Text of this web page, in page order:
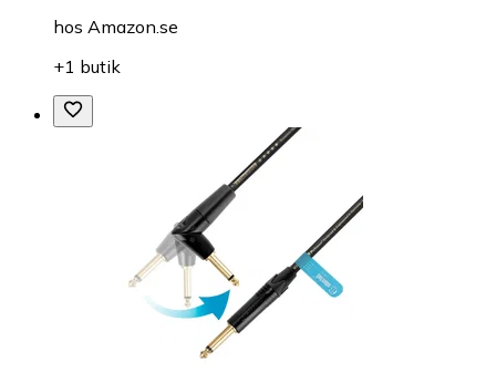
hos Amazon.se
+1 butik